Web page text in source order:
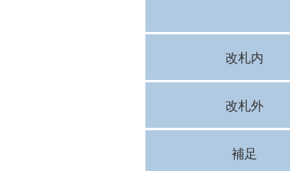
改札内
改札外
補足